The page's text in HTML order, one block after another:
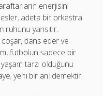
enerjisini
adeta bir orkestra
yansıtır.
dans eder ve
futbolun sadece bir
tarzı olduğunu
yeni bir anı demektir.